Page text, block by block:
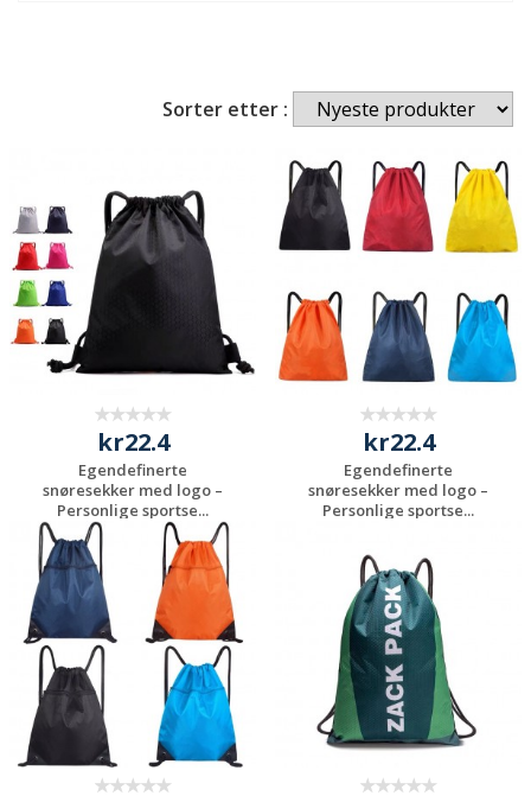
Sorter etter :
kr22.4
Egendefinerte
snøresekker med logo –
Personlige sportse...
Be om et
uforpliktende
kr22.4
Egendefinerte
snøresekker med logo –
Personlige sportse...
uforpliktende
tilbud